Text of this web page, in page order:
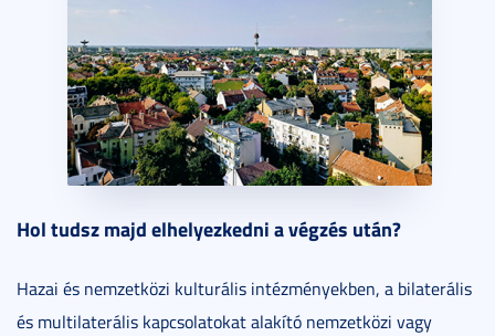
Hol tudsz majd elhelyezkedni a végzés után?
Hazai és nemzetközi kulturális intézményekben, a bilaterális
és multilaterális kapcsolatokat alakító nemzetközi vagy